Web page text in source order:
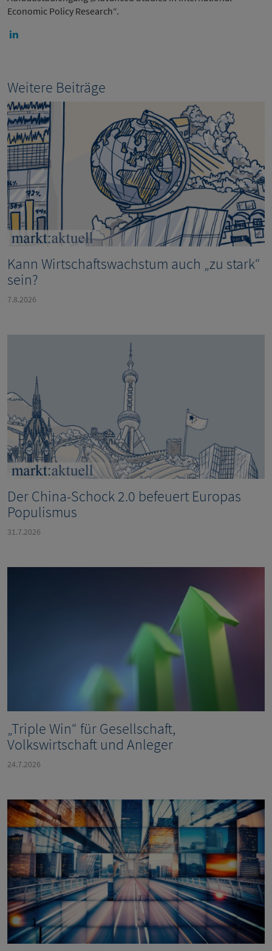
Economic Policy Research“.
Weitere Beiträge
Kann Wirtschaftswachstum auch „zu stark“
sein?
7.8.2026
Der China-Schock 2.0 befeuert Europas
Populismus
31.7.2026
„Triple Win“ für Gesellschaft,
Volkswirtschaft und Anleger
24.7.2026